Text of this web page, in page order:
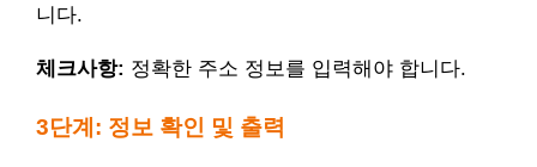
니다.
체크사항: 정확한 주소 정보를 입력해야 합니다.
3단계: 정보 확인 및 출력